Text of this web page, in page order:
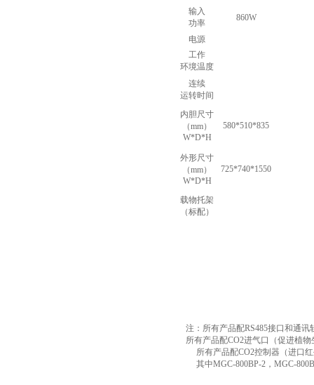
输入
功率
860W
电源
工作
环境温度
连续
运转时间
内胆尺寸
（mm）
W*D*H
580*510*835
外形尺寸
（mm）
W*D*H
725*740*1550
载物托架
（标配）
注：所有产品配RS485接口和通讯
所有产品配CO2进气口（促进植
所有产品配CO2控制器（进口
其中MGC-800BP-2，MGC-